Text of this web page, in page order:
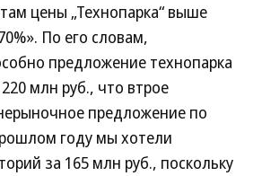
цены „Технопарка“ выше
По его словам,
предложение технопарка
млн руб., что втрое
предложение по
году мы хотели
за 165 млн руб., поскольку